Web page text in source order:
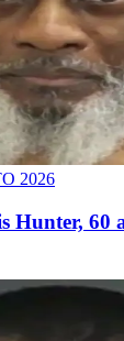
2026
Hunter, 60